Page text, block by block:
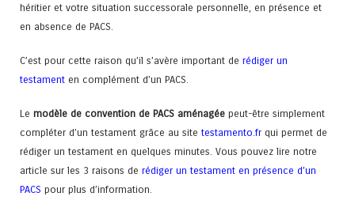
héritier et votre situation successorale personnelle, en présence et
en absence de PACS.
C’est pour cette raison qu’il s’avère important de rédiger un
testament en complément d’un PACS.
Le modèle de convention de PACS aménagée peut-être simplement
compléter d’un testament grâce au sitetestamento.fr qui permet de
rédiger un testament en quelques minutes. Vous pouvez lire notre
article sur les 3 raisons de rédiger un testament en présence d’un
PACS pour plus d’information.